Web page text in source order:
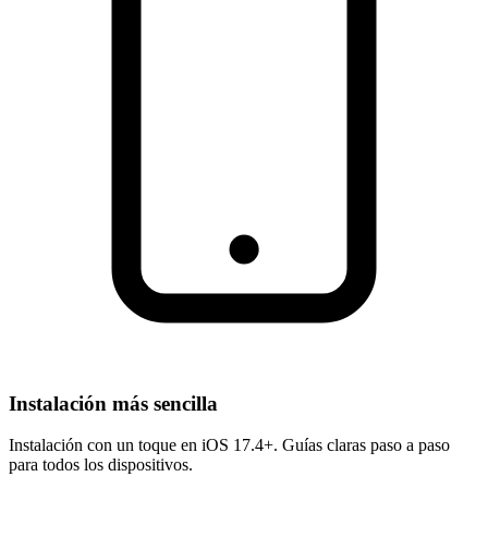
Instalación más sencilla
Instalación con un toque en iOS 17.4+. Guías claras paso a paso
para todos los dispositivos.